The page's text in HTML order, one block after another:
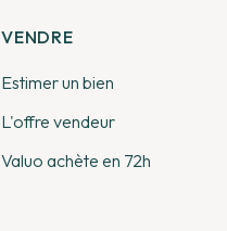
VENDRE
Estimer un bien
L'offre vendeur
Valuo achète en 72h